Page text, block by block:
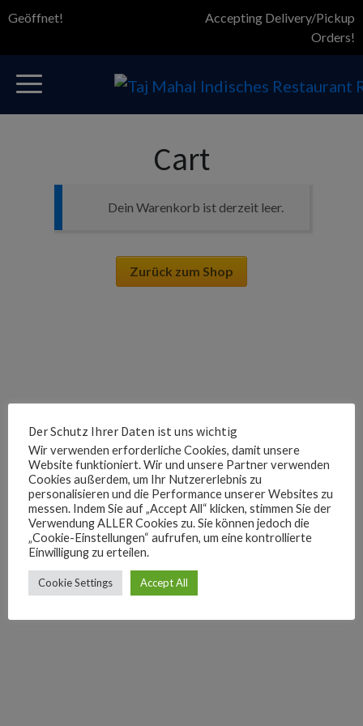
Geöffnet!
Accepting Delivery/Pickup
Orders!
Cart
Dein Warenkorb ist derzeit leer.
Zurück zum Shop
Der Schutz Ihrer Daten ist uns wichtig
Wir verwenden erforderliche Cookies, damit unsere
Website funktioniert. Wir und unsere Partner verwenden
Cookies außerdem, um Ihr Nutzererlebnis zu
personalisieren und die Performance unserer Websites zu
messen. Indem Sie auf „Accept All“ klicken, stimmen Sie der
Verwendung ALLER Cookies zu. Sie können jedoch die
„Cookie-Einstellungen“ aufrufen, um eine kontrollierte
Einwilligung zu erteilen.
Cookie Settings Accept All